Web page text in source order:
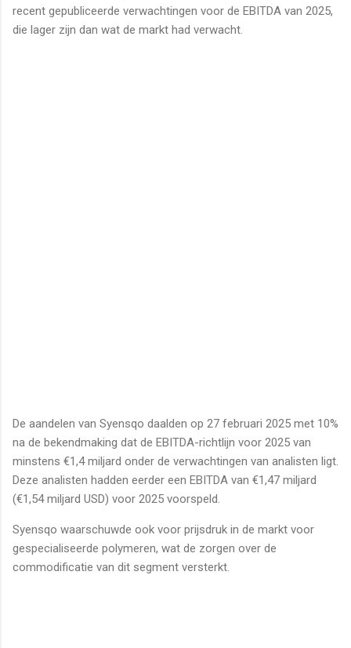
recent gepubliceerde verwachtingen voor de EBITDA van 2025,
die lager zijn dan wat de markt had verwacht.
De aandelen van Syensqo daalden op 27 februari 2025 met 10%
na de bekendmaking dat de EBITDA-richtlijn voor 2025 van
minstens €1,4 miljard onder de verwachtingen van analisten ligt.
Deze analisten hadden eerder een EBITDA van €1,47 miljard
(€1,54 miljard USD) voor 2025 voorspeld.
Syensqo waarschuwde ook voor prijsdruk in de markt voor
gespecialiseerde polymeren, wat de zorgen over de
commodificatie van dit segment versterkt.